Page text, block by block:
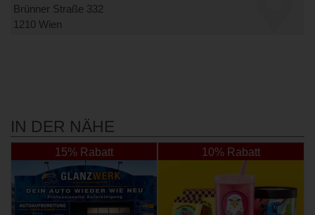
Brünner Straße 332
1210 Wien
IN DER NÄHE
15% Rabatt 10% Rabatt